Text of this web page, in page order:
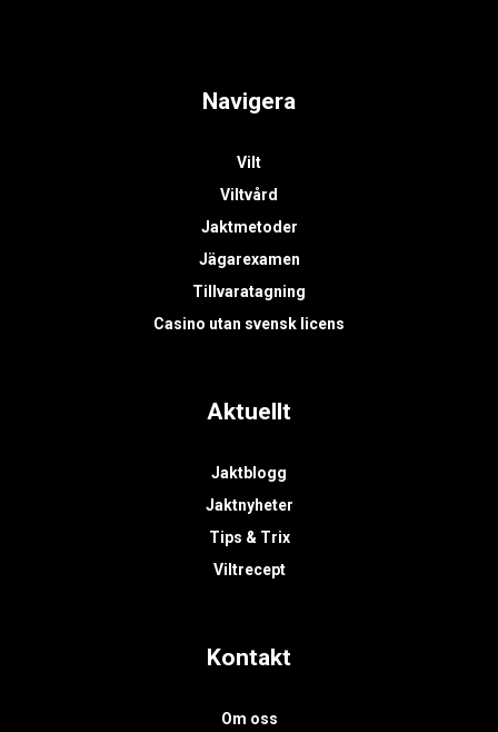
Navigera
Vilt
Viltvård
Jaktmetoder
Jägarexamen
Tillvaratagning
Casino utan svensk licens
Aktuellt
Jaktblogg
Jaktnyheter
Tips & Trix
Viltrecept
Kontakt
Om oss